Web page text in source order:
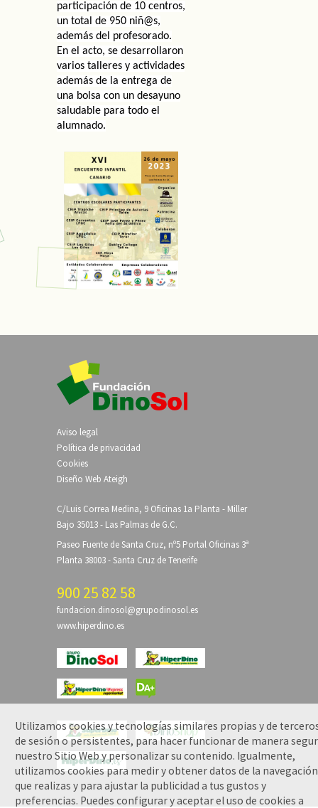
participación de 10 centros,
un total de 950 niñ@s,
además del profesorado.
En el acto, se desarrollaron
varios talleres y actividades
además de la entrega de
una bolsa con un desayuno
saludable para todo el
alumnado.
Aviso legal
Política de privacidad
Cookies
Diseño Web Ateigh
C/Luis Correa Medina, 9 Oficinas 1a Planta - Miller
Bajo 35013 - Las Palmas de G.C.
Paseo Fuente de Santa Cruz, nº5 Portal Oficinas 3ª
Planta 38003 - Santa Cruz de Tenerife
900 25 82 58
fundacion.dinosol@grupodinosol.es
www.hiperdino.es
Utilizamos cookies y tecnologías similares propias y de
de sesión o persistentes, para hacer funcionar de manera
nuestro Sitio Web y personalizar su contenido. Igualmente,
utilizamos cookies para medir y obtener datos de la navegación
que realizas y para ajustar la publicidad a tus gustos y
preferencias. Puedes configurar y aceptar el uso de cookies a